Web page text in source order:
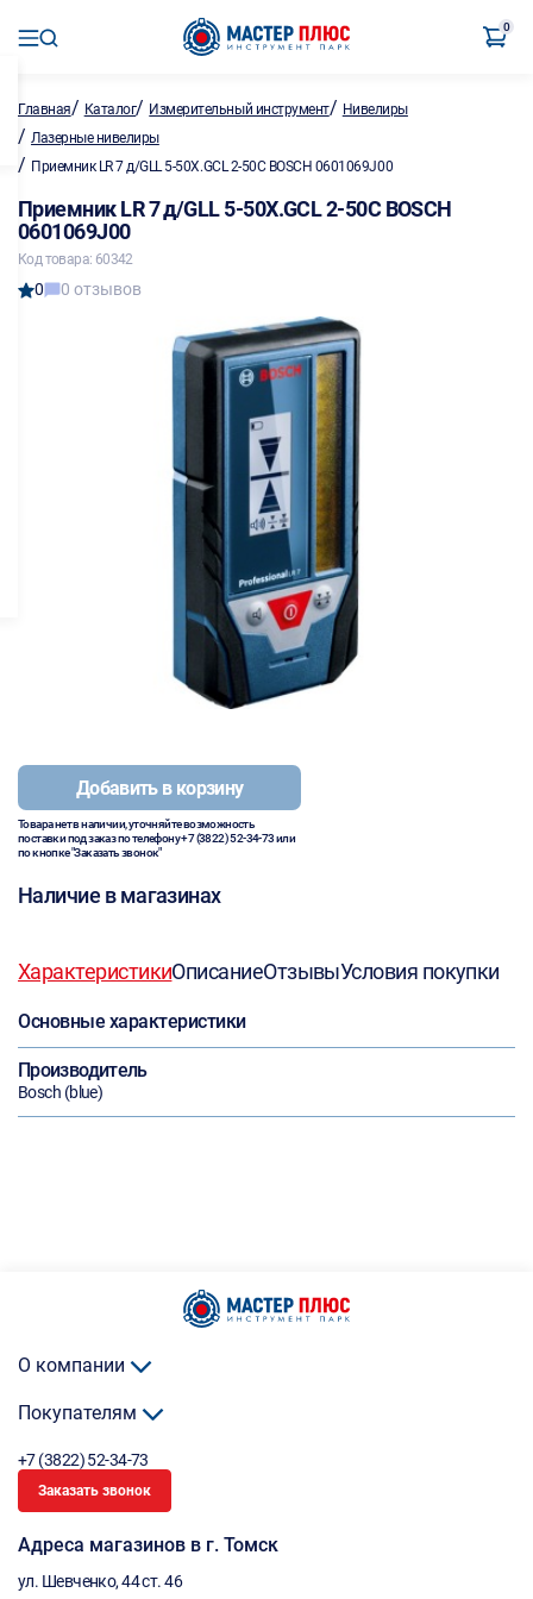
0
Главная/ Каталог/ Измерительный инструмент/ Нивелиры
/ Лазерные нивелиры
/ Приемник LR 7 д/GLL 5-50X.GCL 2-50C BOSCH 0601069J00
Приемник LR 7 д/GLL 5-50X.GCL 2-50C BOSCH
0601069J00
Код товара: 60342
0 0 отзывов
Добавить в корзину
Товара нет в наличии, уточняйте возможность
поставки под заказ по телефону+7 (3822) 52-34-73или
по кнопке "Заказать звонок"
Наличие в магазинах
ХарактеристикиОписаниеОтзывыУсловия покупки
Основные характеристики
Производитель
Bosch (blue)
О компании
Покупателям
+7 (3822) 52-34-73
Заказать звонок
Адреса магазинов в г. Томск
ул. Шевченко, 44 ст. 46